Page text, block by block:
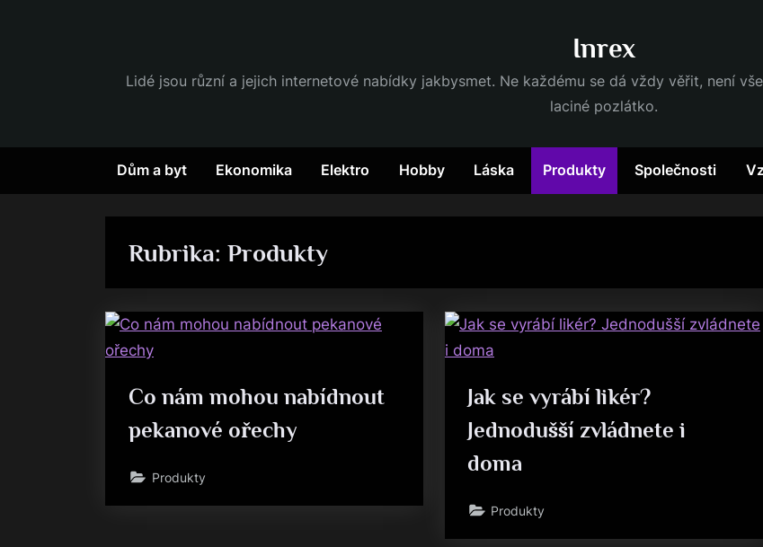
Inrex
Lidé jsou různí a jejich internetové nabídky jakbysmet. Ne každému se dá vždy věřit, není
laciné pozlátko.
Dům a byt Ekonomika Elektro Hobby Láska Produkty Společnosti
Rubrika: Produkty
Co nám mohou nabídnout
pekanové ořechy
Produkty
Jak se vyrábí likér?
Jednodušší zvládnete i
doma
Produkty